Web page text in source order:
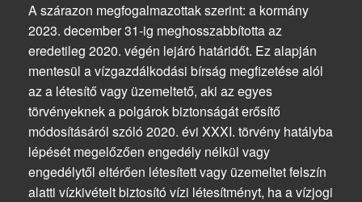
A szárazon megfogalmazottak szerint: a kormány
2023. december 31-ig meghosszabbította az
eredetileg 2020. végén lejáró határidőt. Ez alapján
mentesül a vízgazdálkodási bírság megfizetése alól
az a létesítő vagy üzemeltető, aki az egyes
törvényeknek a polgárok biztonságát erősítő
módosításáról szóló 2020. évi XXXI. törvény hatályba
lépését megelőzően engedély nélkül vagy
engedélytől eltérően létesített vagy üzemeltet felszín
alatti vízkivételt biztosító vízi létesítményt, ha a vízjogi